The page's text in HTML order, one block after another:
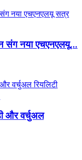
संग नया एचएनएलयू...
और वर्चुअल